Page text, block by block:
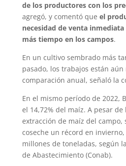
de los productores con los
agregó, y comentó que el
necesidad de venta
más tiempo en los campos.
En un cultivo sembrado más
pasado, los trabajos están
comparación anual, señaló la
En el mismo período de 2022,
el 14,72% del maíz. A pesar
extracción de maíz del campo,
coseche un récord en
millones de toneladas, según
de Abastecimiento (Conab).